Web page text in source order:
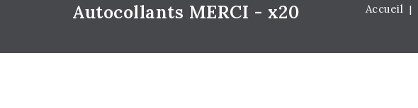
Autocollants MERCI - x20 Accueil